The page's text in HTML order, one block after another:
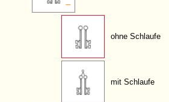
ohne Schlaufe
mit Schlaufe